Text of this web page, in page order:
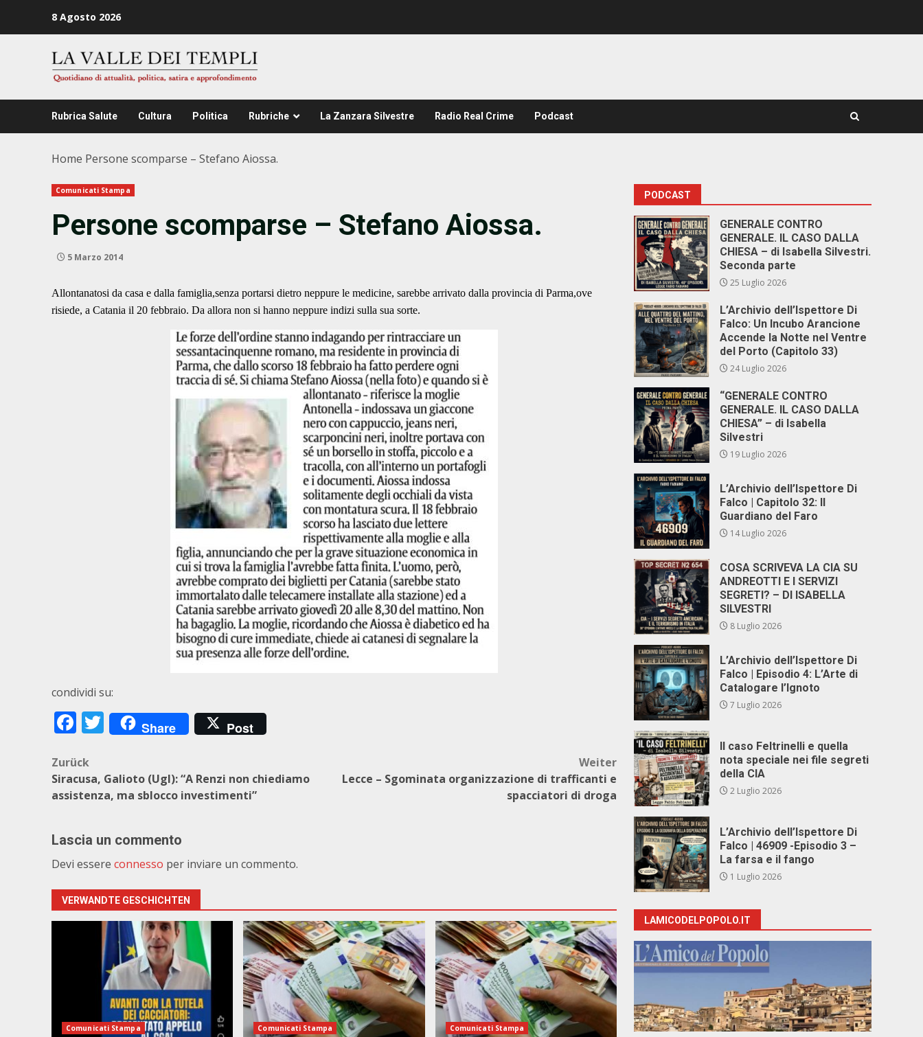
8 Agosto 2026
Rubrica Salute Cultura Politica Rubriche La Zanzara Silvestre Radio Real Crime Podcast
Home Persone scomparse – Stefano Aiossa.
Comunicati Stampa
Persone scomparse – Stefano Aiossa.
5 Marzo 2014
Allontanatosi da casa e dalla famiglia,senza portarsi dietro neppure le medicine, sarebbe arrivato dalla provincia di Parma,ove
risiede, a Catania il 20 febbraio. Da allora non si hanno neppure indizi sulla sua sorte.
condividi su:
Facebook
Twitter
Share Post
Beitragsnavigation
Zurück
Siracusa, Galioto (Ugl): “A Renzi non chiediamo
assistenza, ma sblocco investimenti”
Weiter
Lecce – Sgominata organizzazione di trafficanti e
spacciatori di droga
Lascia un commento
Devi essere connesso per inviare un commento.
VERWANDTE GESCHICHTEN
Comunicati Stampa Comunicati Stampa Comunicati Stampa
PODCAST
GENERALE CONTRO
GENERALE. IL CASO DALLA
CHIESA – di Isabella Silvestri.
Seconda parte
25 Luglio 2026
L’Archivio dell’Ispettore Di
Falco: Un Incubo Arancione
Accende la Notte nel Ventre
del Porto (Capitolo 33)
24 Luglio 2026
“GENERALE CONTRO
GENERALE. IL CASO DALLA
CHIESA” – di Isabella
Silvestri
19 Luglio 2026
L’Archivio dell’Ispettore Di
Falco | Capitolo 32: Il
Guardiano del Faro
14 Luglio 2026
COSA SCRIVEVA LA CIA SU
ANDREOTTI E I SERVIZI
SEGRETI? – DI ISABELLA
SILVESTRI
8 Luglio 2026
L’Archivio dell’Ispettore Di
Falco | Episodio 4: L’Arte di
Catalogare l’Ignoto
7 Luglio 2026
Il caso Feltrinelli e quella
nota speciale nei file segreti
della CIA
2 Luglio 2026
L’Archivio dell’Ispettore Di
Falco | 46909 -Episodio 3 –
La farsa e il fango
1 Luglio 2026
LAMICODELPOPOLO.IT